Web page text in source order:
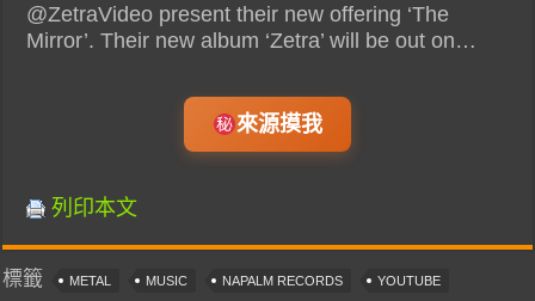
@ZetraVideo present their new offering ‘The
Mirror’. Their new album ‘Zetra’ will be out on…
來源摸我
列印本文
標籤 METAL MUSIC NAPALM RECORDS YOUTUBE